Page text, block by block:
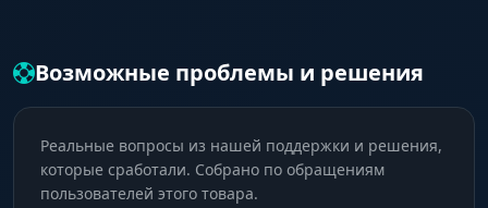
Loot & Containers (Подсветка
Ценный Лут
Не пропусти. Подсветка важного снаряжения
Возможные проблемы и решения
Реальные вопросы из нашей поддержки и решения,
которые сработали. Собрано по обращениям
пользователей этого товара.